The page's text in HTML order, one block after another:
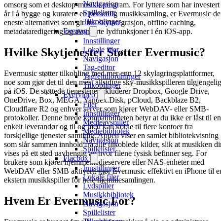
Navigasjon
Spillelister
Tilkoblinger
Evertag
Innstillinger
Lokale filer
Navigasjon
Tag-editor
Tagfelttilordninger
Tilkoblinger
Evervideo
Filer
Innstillinger
Medieavspiller
Mediebibliotek
Navigasjon
Spillelister
Flacbox
Innstillinger
Lokale filer
Lydspiller
Musikkbibliotek
Navigasjon
Spillelister
omsorg som et desktop-musikk program. For lyttere som har investert
år i å bygge og kuratere en personlig musikksamling, er Evermusic
eneste alternativet som gir full skyintegrasjon, offline caching,
metadataredigering og avanserte lydfunksjoner i én iOS-app.
Hvilke Skytjenester Støtter Evermusic?
Evermusic støtter tilkobling med mer enn 12 skylagringsplattformer,
noe som gjør det til den mest allsidige sky-musikkspilleren tilgjengelig
på iOS. De støttede tjenestene inkluderer Dropbox, Google Drive,
OneDrive, Box, MEGA, Yandex.Disk, pCloud, Backblaze B2,
Cloudflare R2 og enhver server som kjører WebDAV- eller SMB-
protokoller. Denne brede kompatibiliteten betyr at du ikke er låst til en
enkelt leverandør og til og med kan koble til flere kontoer fra
forskjellige tjenester samtidig. Appen viser en samlet bibliotekvisning
som slår sammen innhold fra alle tilkoblede kilder, slik at musikken
vises på ett sted uavhengig av hvor filene fysisk befinner seg. For
brukere som kjører hjemmemedieservere eller NAS-enheter med
WebDAV eller SMB aktivert, gjør Evermusic effektivt en iPhone til
ekstern musikkspiller for hele hjemmesamlingen.
Hvem Er Evermusic For?